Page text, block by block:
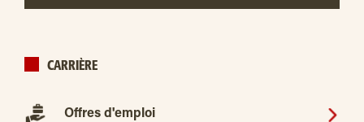
CARRIÈRE
Offres d'emploi